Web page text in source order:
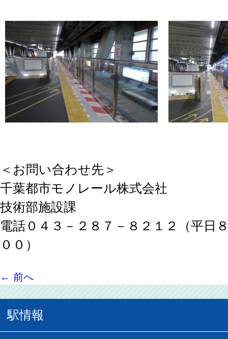
＜お問い合わせ先＞
千葉都市モノレール株式会社
技術部施設課
電話０４３－２８７－８２１２（平日
００）
← 前へ
駅情報